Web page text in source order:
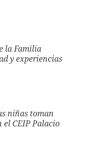
la Familia
y experiencias
niñas toman
el CEIP Palacio